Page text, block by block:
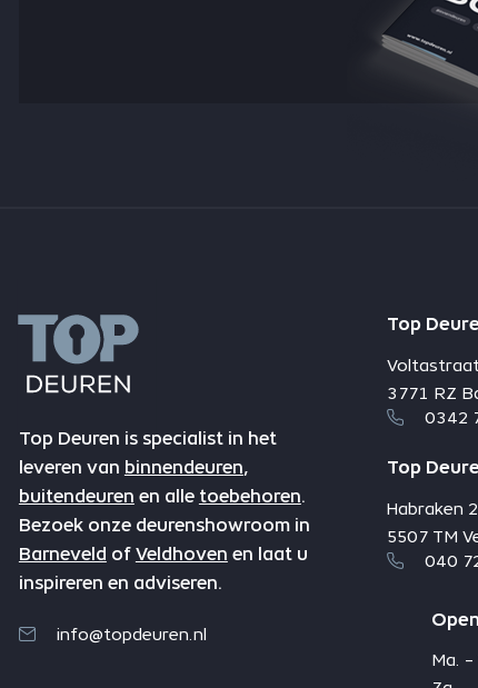
Top Deuren is specialist in het
leveren van binnendeuren,
buitendeuren en alle toebehoren.
Bezoek onze deurenshowroom in
Barneveld of Veldhoven en laat u
inspireren en adviseren.
info@topdeuren.nl
Top
3771 RZ
0342
Top
Habraken
5507 TM
040
Ma. -